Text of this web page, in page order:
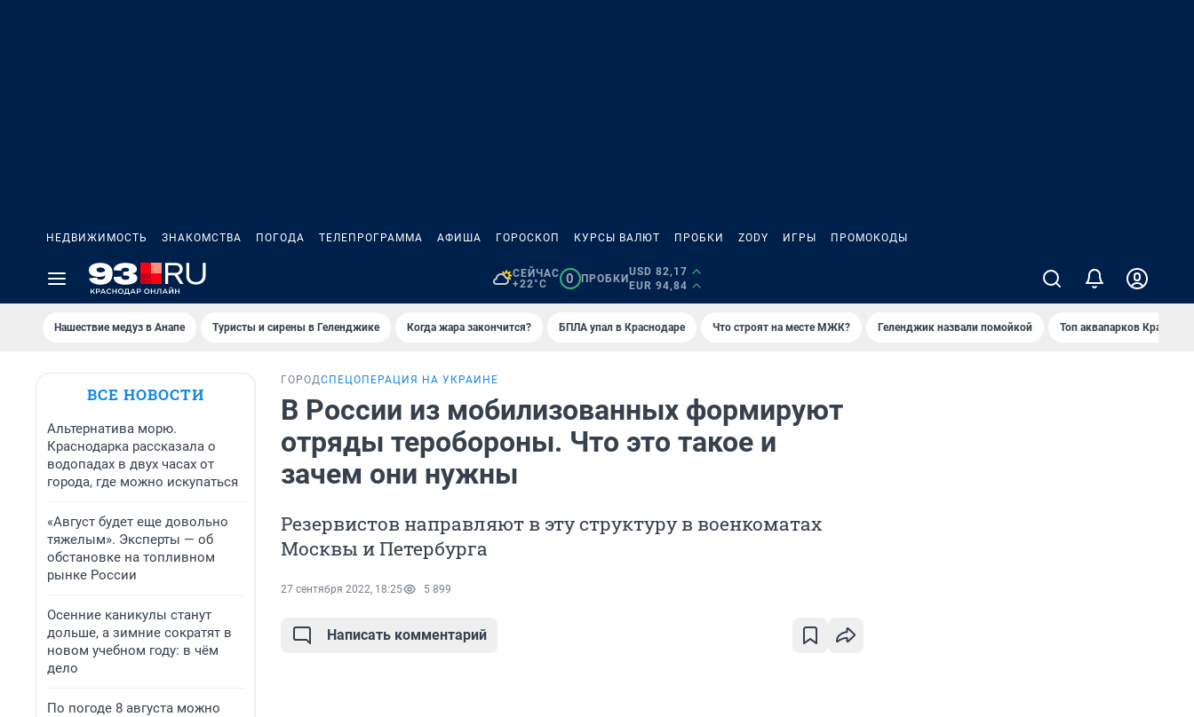
НЕДВИЖИМОСТЬ ЗНАКОМСТВА ПОГОДА ТЕЛЕПРОГРАММА АФИША ГОРОСКОП КУРСЫ ВАЛЮТ ПРОБКИ ZODY ИГРЫ ПРОМОКОДЫ
СЕЙЧАС
+22°C
0 ПРОБКИ
USD 82,17
EUR 94,84
Нашествие медуз в Анапе Туристы и сирены в Геленджике Когда жара закончится? БПЛА упал в Краснодаре Что строят на месте МЖК? Геленджик назвали помойкой Топ аквапарков
ВСЕ НОВОСТИ
Альтернатива морю.
Краснодарка рассказала о
водопадах в двух часах от
города, где можно искупаться
«Август будет еще довольно
тяжелым». Эксперты — об
обстановке на топливном
рынке России
Осенние каникулы станут
дольше, а зимние сократят в
новом учебном году: в чём
дело
По погоде 8 августа можно
ГОРОДСПЕЦОПЕРАЦИЯ НА УКРАИНЕ
В России из мобилизованных формируют
отряды теробороны. Что это такое и
зачем они нужны
Резервистов направляют в эту структуру в военкоматах
Москвы и Петербурга
27 сентября 2022, 18:25 5 899
Написать комментарий